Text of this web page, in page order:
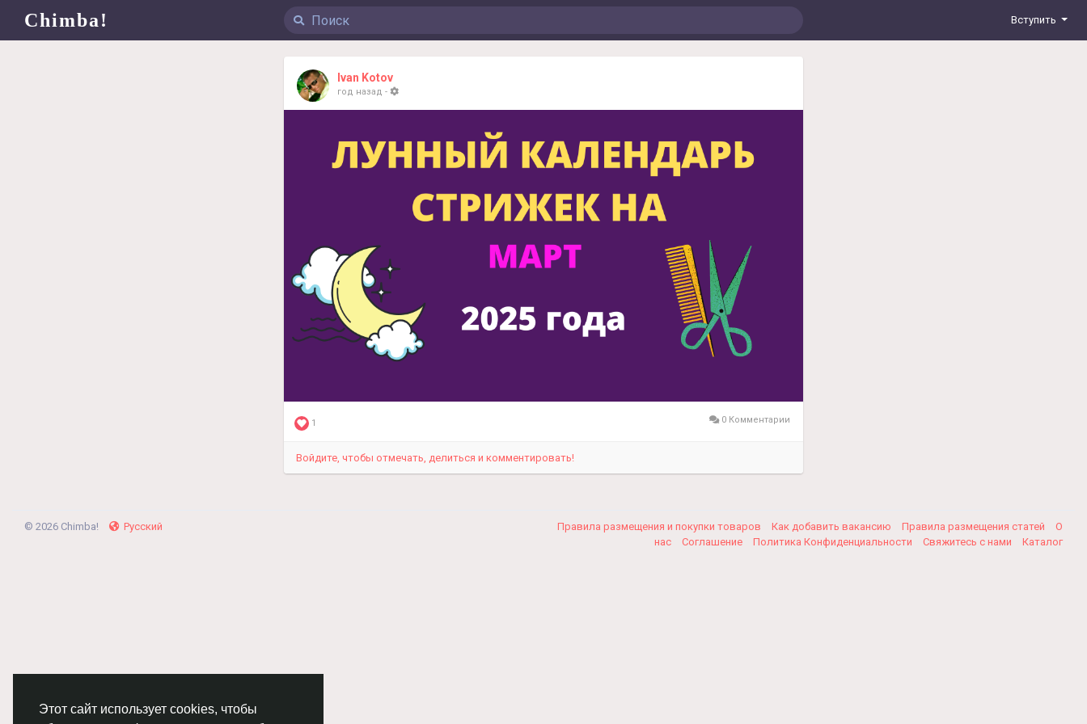
Этот сайт использует cookies, чтобы
Chimba! Вступить
Ivan Kotov
год назад -
1 0 Комментарии
Войдите, чтобы отмечать, делиться и комментировать!
© 2026 Chimba! Русский Правила размещения и покупки товаров Как добавить вакансию Правила размещения статей
О
нас
Соглашение Политика Конфиденциальности Свяжитесь с нами Каталог